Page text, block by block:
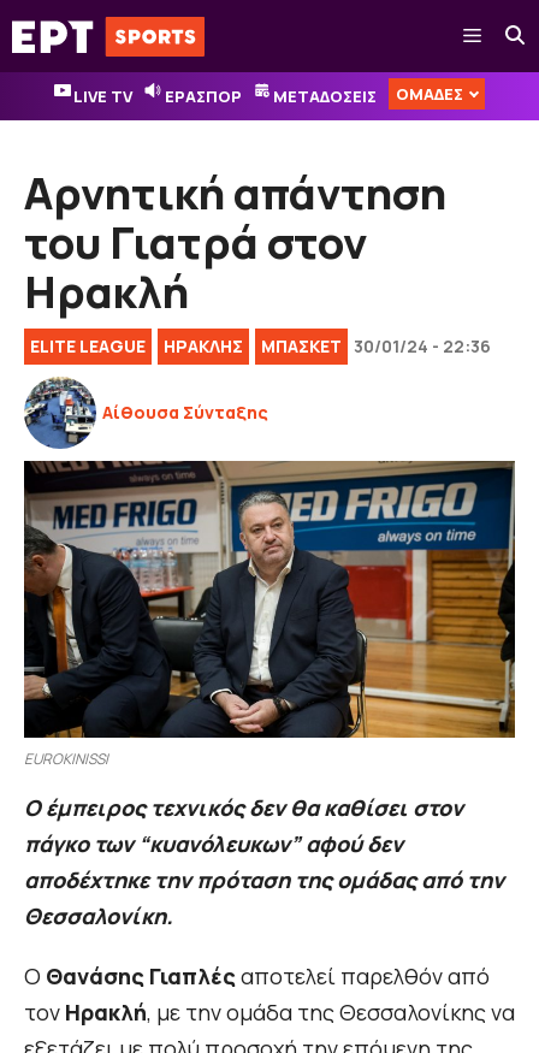
Μετάβαση
σε
περιεχόμενο
Μενού
LIVE TV ΕΡΑΣΠΟΡ ΜΕΤΑΔΟΣΕΙΣ ΟΜΑΔΕΣ
Αρνητική απάντηση
του Γιατρά στον
Ηρακλή
ELITE LEAGUE ΗΡΑΚΛΗΣ ΜΠΑΣΚΕΤ 30/01/24 - 22:36
Αίθουσα Σύνταξης
EUROKINISSI
Ο έμπειρος τεχνικός δεν θα καθίσει στον
πάγκο των “κυανόλευκων” αφού δεν
αποδέχτηκε την πρόταση της ομάδας από την
Θεσσαλονίκη.
Ο Θανάσης Γιαπλές αποτελεί παρελθόν από
τον Ηρακλή, με την ομάδα της Θεσσαλονίκης να